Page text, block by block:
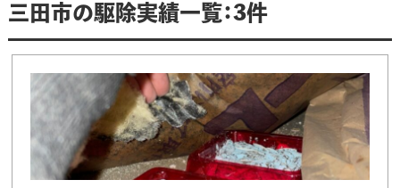
三田市の駆除実績一覧：3件